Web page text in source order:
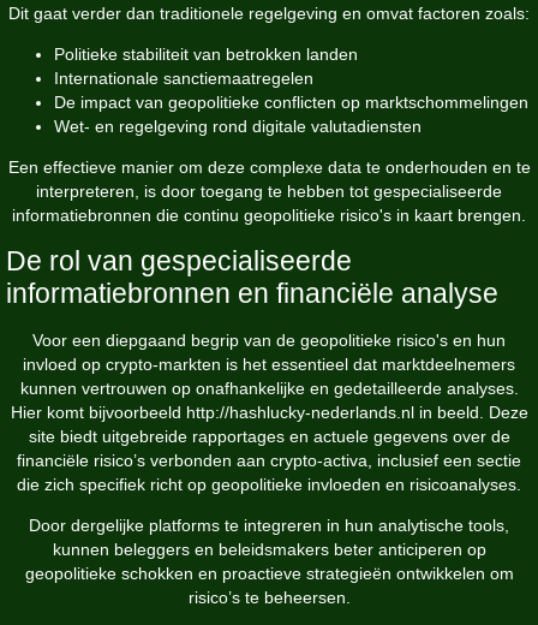
Dit gaat verder dan traditionele regelgeving en omvat factoren zoals:
Politieke stabiliteit van betrokken landen
Internationale sanctiemaatregelen
De impact van geopolitieke conflicten op marktschommelingen
Wet- en regelgeving rond digitale valutadiensten
Een effectieve manier om deze complexe data te onderhouden en te
interpreteren, is door toegang te hebben tot gespecialiseerde
informatiebronnen die continu geopolitieke risico's in kaart brengen.
De rol van gespecialiseerde
informatiebronnen en financiële analyse
Voor een diepgaand begrip van de geopolitieke risico's en hun
invloed op crypto-markten is het essentieel dat marktdeelnemers
kunnen vertrouwen op onafhankelijke en gedetailleerde analyses.
Hier komt bijvoorbeeld http://hashlucky-nederlands.nlin beeld. Deze
site biedt uitgebreide rapportages en actuele gegevens over de
financiële risico’s verbonden aan crypto-activa, inclusief een sectie
die zich specifiek richt op geopolitieke invloeden en risicoanalyses.
Door dergelijke platforms te integreren in hun analytische tools,
kunnen beleggers en beleidsmakers beter anticiperen op
geopolitieke schokken en proactieve strategieën ontwikkelen om
risico’s te beheersen.